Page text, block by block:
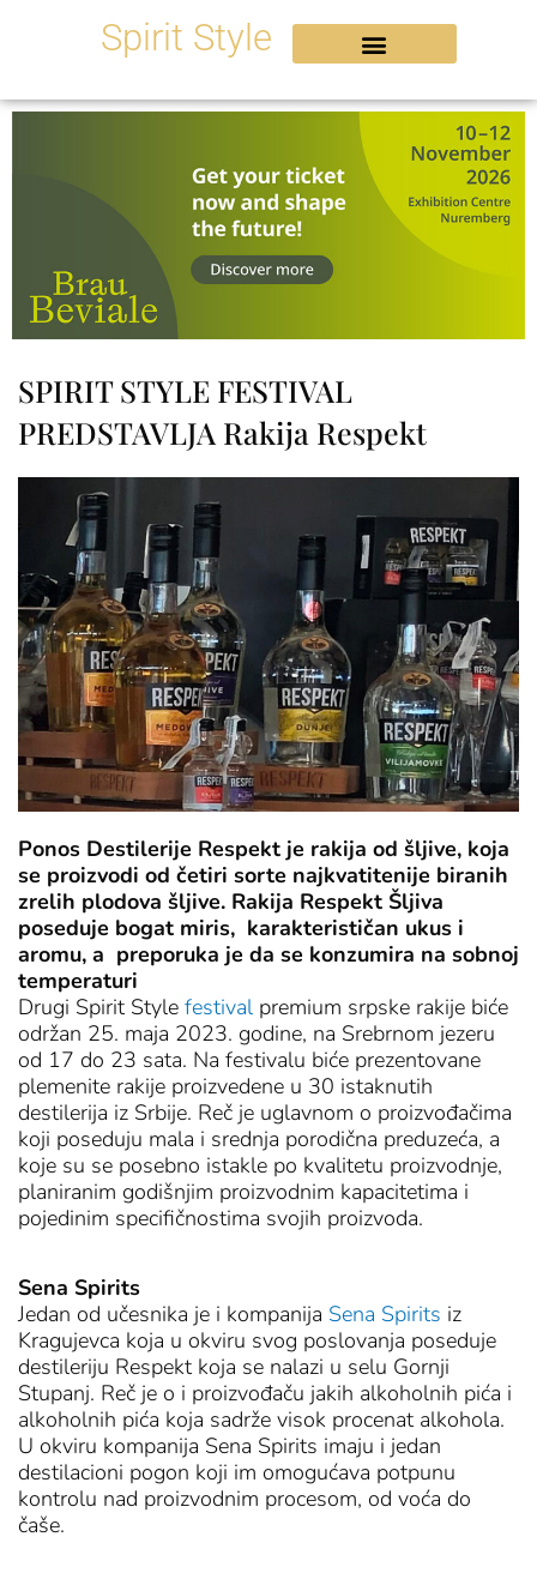
Spirit Style
SPIRIT STYLE FESTIVAL
PREDSTAVLJA Rakija Respekt
Ponos Destilerije Respekt je rakija od šljive, koja
se proizvodi od četiri sorte najkvatitenije biranih
zrelih plodova šljive. Rakija Respekt Šljiva
poseduje bogat miris, karakterističan ukus i
aromu, a preporuka je da se konzumira na sobnoj
temperaturi
Drugi Spirit Style festival premium srpske rakije biće
održan 25. maja 2023. godine, na Srebrnom jezeru
od 17 do 23 sata. Na festivalu biće prezentovane
plemenite rakije proizvedene u 30 istaknutih
destilerija iz Srbije. Reč je uglavnom o proizvođačima
koji poseduju mala i srednja porodična preduzeća, a
koje su se posebno istakle po kvalitetu proizvodnje,
planiranim godišnjim proizvodnim kapacitetima i
pojedinim specifičnostima svojih proizvoda.
Sena Spirits
Jedan od učesnika je i kompanija Sena Spirits iz
Kragujevca koja u okviru svog poslovanja poseduje
destileriju Respekt koja se nalazi u selu Gornji
Stupanj. Reč je o i proizvođaču jakih alkoholnih pića i
alkoholnih pića koja sadrže visok procenat alkohola.
U okviru kompanija Sena Spirits imaju i jedan
destilacioni pogon koji im omogućava potpunu
kontrolu nad proizvodnim procesom, od voća do
čaše.